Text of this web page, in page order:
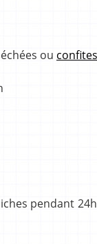
ou confites
pendant